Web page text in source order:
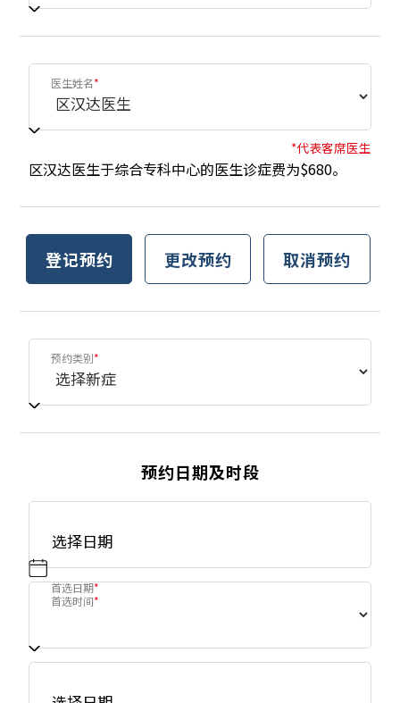
医生姓名*
*代表客席医生
区汉达医生于综合专科中心的医生诊症费为$680。
登记预约 更改预约 取消预约
预约类别*
预约日期及时段
首选日期*
首选时间*